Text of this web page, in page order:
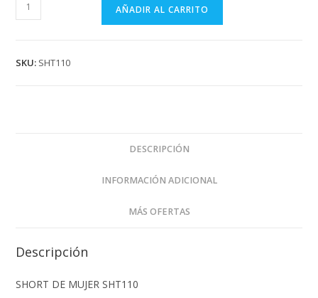
DE
AÑADIR AL CARRITO
SKU: SHT110
DESCRIPCIÓN
INFORMACIÓN ADICIONAL
MÁS OFERTAS
Descripción
SHORT DE MUJER SHT110